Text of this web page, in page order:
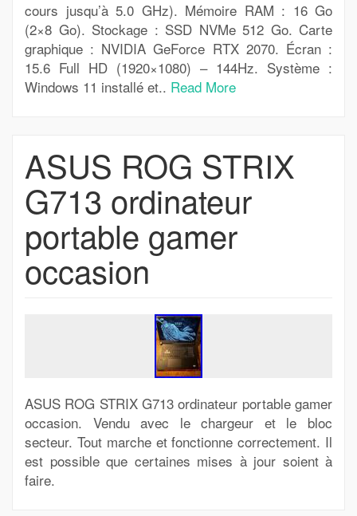
cours jusqu’à 5.0 GHz). Mémoire RAM : 16 Go
(2×8 Go). Stockage : SSD NVMe 512 Go. Carte
graphique : NVIDIA GeForce RTX 2070. Écran :
15.6 Full HD (1920×1080) – 144Hz. Système :
Windows 11 installé et.. Read More
ASUS ROG STRIX
G713 ordinateur
portable gamer
occasion
ASUS ROG STRIX G713 ordinateur portable gamer
occasion. Vendu avec le chargeur et le bloc
secteur. Tout marche et fonctionne correctement. Il
est possible que certaines mises à jour soient à
faire.